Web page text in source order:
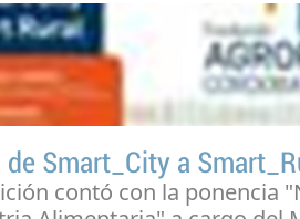
Smart_City a
contó con la ponencia